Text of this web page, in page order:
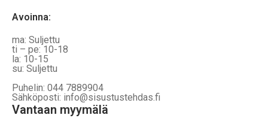
Avoinna:
ma: Suljettu
ti – pe: 10-18
la: 10-15
su: Suljettu
Puhelin: 044 7889904
Sähköposti: info@sisustustehdas.fi
Vantaan myymälä